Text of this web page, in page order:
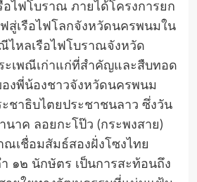
อไฟโบราณ ภายได้โครงการยก
ฟสู่เรือไฟโลกจังหวัดนครพนมใน
ไหลเรือไฟโบราณจังหวัด
ะเพณีเก่าแก่ที่สำคัญและสืบทอด
งพี่น้องชาวจังหวัดนครพนม
ชาธิบไตยประชาชนลาว ซึ่งวัน
าค ลอยกะโป๊ว (กระพงสาย)
ณเชื่อมสัมธ์สองฝั่งโซงไทย
๑๒ นักษัตร เป็นการสะท้อนถึง